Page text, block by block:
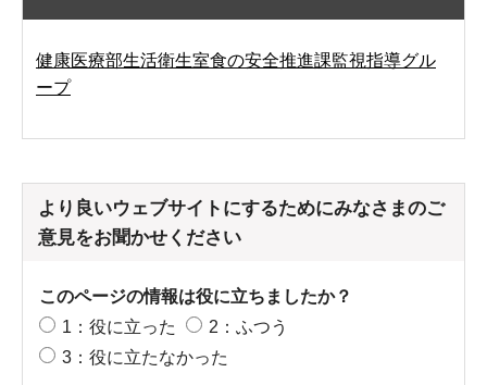
健康医療部生活衛生室食の安全推進課監視指導グル
ープ
より良いウェブサイトにするためにみなさまのご
意見をお聞かせください
このページの情報は役に立ちましたか？
1：役に立った
2：ふつう
3：役に立たなかった